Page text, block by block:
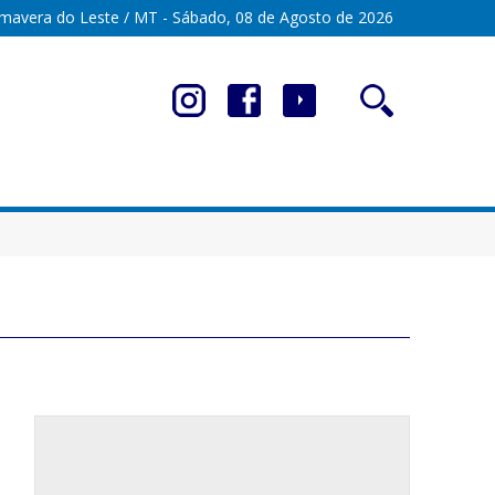
do Leste / MT - Sábado, 08 de Agosto de 2026